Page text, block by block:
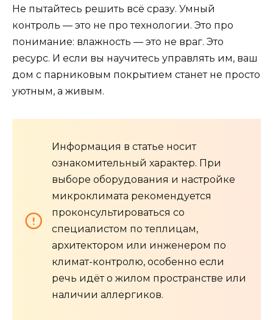
Не пытайтесь решить всё сразу. Умный
контроль — это не про технологии. Это про
понимание: влажность — это не враг. Это
ресурс. И если вы научитесь управлять им, ваш
дом с парниковым покрытием станет не просто
уютным, а живым.
Информация в статье носит
ознакомительный характер. При
выборе оборудования и настройке
микроклимата рекомендуется
проконсультироваться со
специалистом по теплицам,
архитектором или инженером по
климат-контролю, особенно если
речь идёт о жилом пространстве или
наличии аллергиков.